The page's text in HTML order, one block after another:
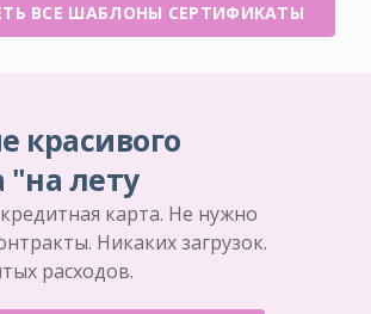
ВСЕ ШАБЛОНЫ СЕРТИФИКАТЫ
красивого
лету
карта. Не нужно
Никаких загрузок.
расходов.